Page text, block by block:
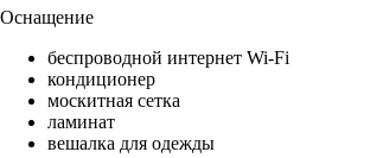
Оснащение
беспроводной интернет Wi-Fi
кондиционер
москитная сетка
ламинат
вешалка для одежды